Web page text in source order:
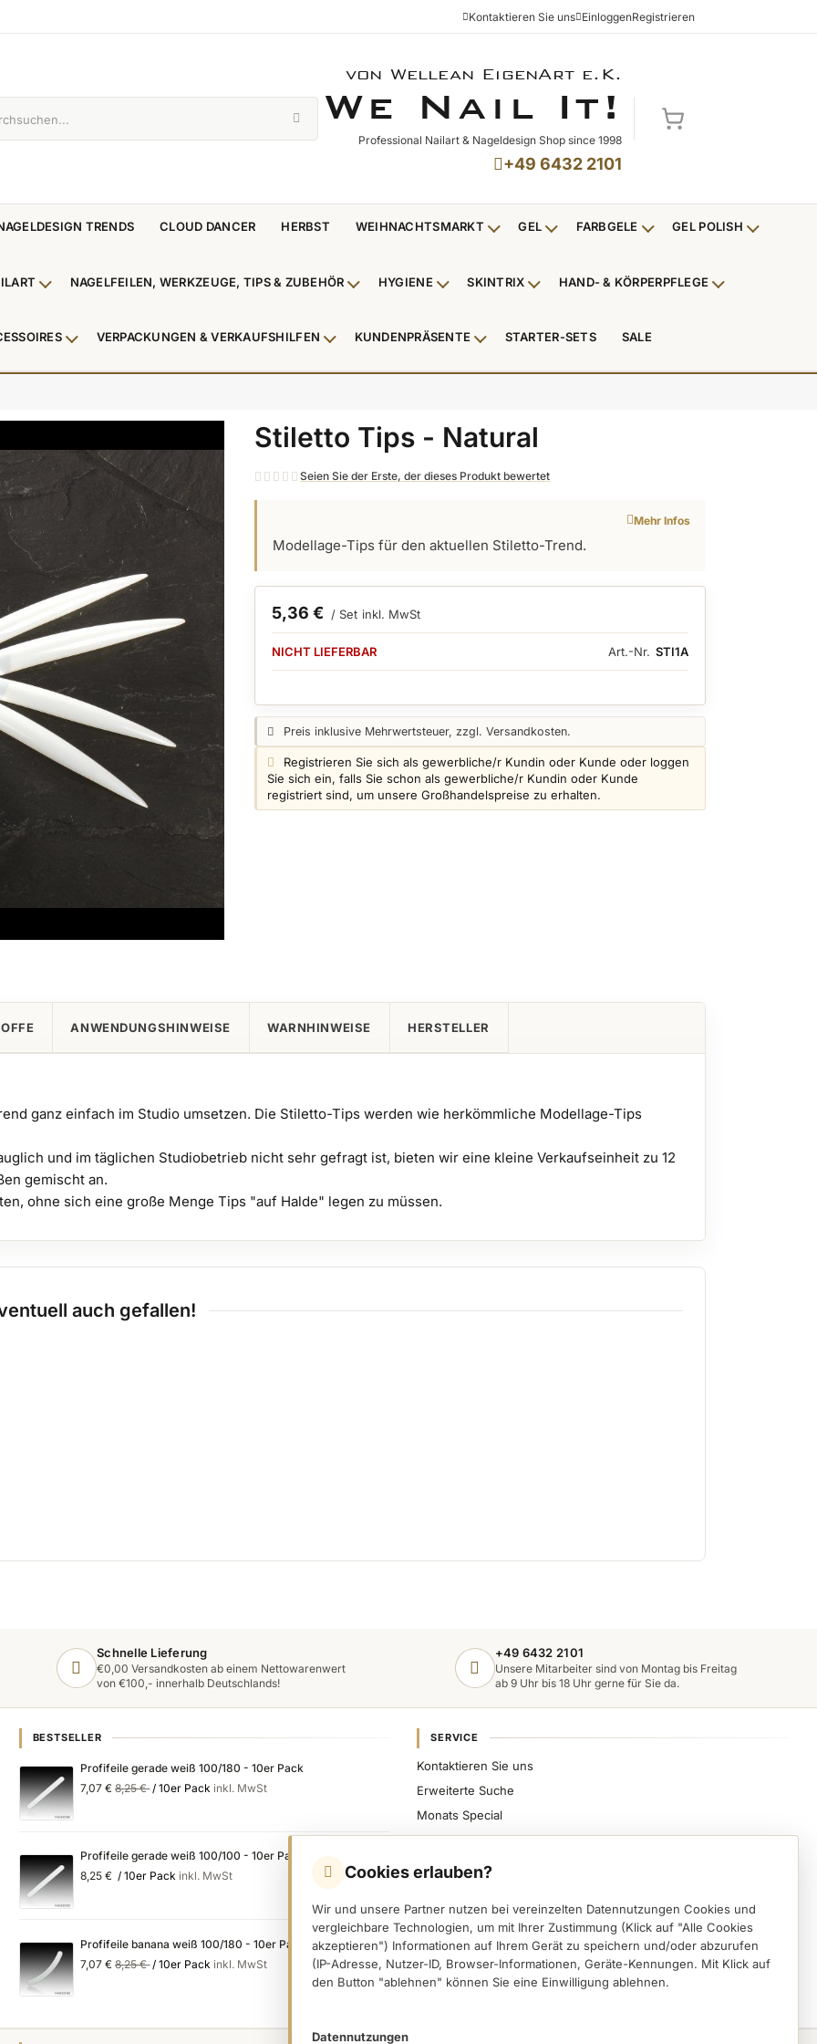
Cookies erlauben?
Wir und unsere Partner nutzen bei vereinzelten Datennutzungen Cookies und
vergleichbare Technologien, um mit Ihrer Zustimmung (Klick auf "Alle Cookies
akzeptieren") Informationen auf Ihrem Gerät zu speichern und/oder abzurufen
(IP-Adresse, Nutzer-ID, Browser-Informationen, Geräte-Kennungen. Mit Klick auf
den Button "ablehnen" können Sie eine Einwilligung ablehnen.
Datennutzungen
Kontaktieren Sie uns EinloggenRegistrieren
von Wellean EigenArt e.K.
WE NAIL IT!
W E N AIL I T !
Professional Nailart & Nageldesign Shop since 1998
+49 6432 2101
Mein Warenkorb
TRENDS CLOUD DANCER HERBST WEIHNACHTSMARKT Untermenü Weihnachtsmarkt anzeigen
GEL Untermenü Gel anzeigen
FARBGELE Untermenü Farbgele
GEL POLISH
Nagellack & Flüssigkeiten anzeigen
Untermenü NailArt anzeigen
NAGELFEILEN, WERKZEUGE, TIPS & ZUBEHÖR Untermenü Nagelfeilen, Werkzeuge, Tips & Zubehör anzeigen
HYGIENE Untermenü Hygiene anzeigen
SKINTRIX Untermenü Skintrix anzeigen
HAND- & KÖRPERPFLEGE Untermenü
& Zehenringe anzeigen
Untermenü Beauty Accessoires anzeigen
VERPACKUNGEN & VERKAUFSHILFEN Untermenü Verpackungen & Verkaufshilfen anzeigen
KUNDENPRÄSENTE Untermenü Kundenpräsente anzeigen
STARTER-SETS SALE
Stiletto Tips - Natural
Seien Sie der Erste, der dieses Produkt bewertet
Mehr Infos
Modellage-Tips für den aktuellen Stiletto-Trend.
5,36 € / Set inkl. MwSt
VERFÜGBARKEIT:
NICHT LIEFERBAR Art.-Nr. STI1A
Preisangabe:
Preis inklusive Mehrwertsteuer, zzgl. Versandkosten.
Login info:
Registrieren Sie sich als gewerbliche/r Kundin oder Kunde oder loggen
Sie sich ein, falls Sie schon als gewerbliche/r Kundin oder Kunde
registriert sind, um unsere Großhandelspreise zu erhalten.
ganz einfach im Studio umsetzen. Die Stiletto-Tips werden wie herkömmliche Modellage-Tips
und im täglichen Studiobetrieb nicht sehr gefragt ist, bieten wir eine kleine Verkaufseinheit zu 12
gemischt an.
ohne sich eine große Menge Tips "auf Halde" legen zu müssen.
ANWENDUNGSHINWEISE WARNHINWEISE HERSTELLER
auch gefallen!
Schnelle Lieferung
€0,00 Versandkosten ab einem Nettowarenwert
von €100,- innerhalb Deutschlands!
+49 6432 2101
Unsere Mitarbeiter sind von Montag bis Freitag
ab 9 Uhr bis 18 Uhr gerne für Sie da.
BESTSELLER
Profifeile gerade weiß 100/180 - 10er Pack
Special
Price
7,07 € Regular
Price
8,25 € / 10er Pack inkl. MwSt
Profifeile gerade weiß 100/100 - 10er Pack
8,25 € / 10er Pack inkl. MwSt
Profifeile banana weiß 100/180 - 10er Pack
Special
Price
7,07 € Regular
Price
8,25 € / 10er Pack inkl. MwSt
SERVICE
Kontaktieren Sie uns
Erweiterte Suche
Monats Special
erhalten.
Instagram (öffnet in einem neuen Tab)
Facebook (öffnet in einem neuen Tab)
Pinterest (öffnet in einem neuen Tab)
Deutsch
English